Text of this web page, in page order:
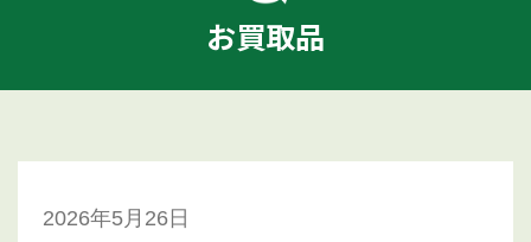
お買取品
2026年5月26日